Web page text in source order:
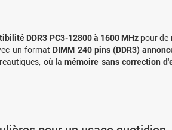
DDR3 PC3-12800 à 1600 MHz pour de
un format DIMM 240 pins (DDR3)
où lamémoire sans correction